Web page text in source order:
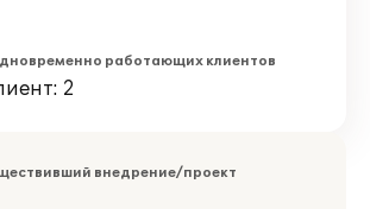
работающих клиентов
2
внедрение/проект